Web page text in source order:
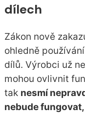
dílech
Zákon nově
ohledně
dílů. Výrobci už
mohou ovlivnit
tak nesmí
nebude